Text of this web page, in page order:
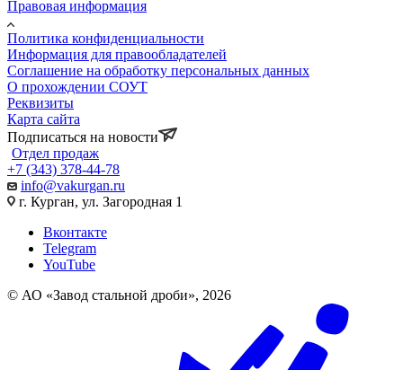
Правовая информация
Политика конфиденциальности
Информация для правообладателей
Соглашение на обработку персональных данных
О прохождении СОУТ
Реквизиты
Карта сайта
Подписаться на новости
Отдел продаж
+7 (343) 378-44-78
info@vakurgan.ru
г. Курган, ул. Загородная 1
Вконтакте
Telegram
YouTube
© АО «Завод стальной дроби», 2026